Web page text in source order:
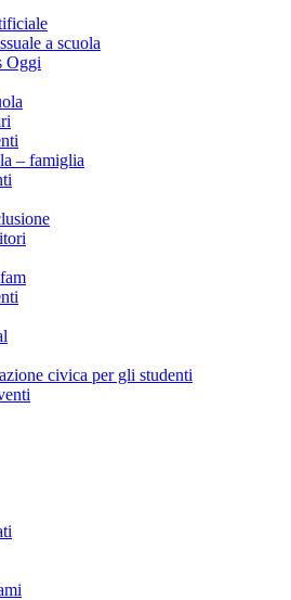
a scuola
Oggi
– famiglia
civica per gli studenti